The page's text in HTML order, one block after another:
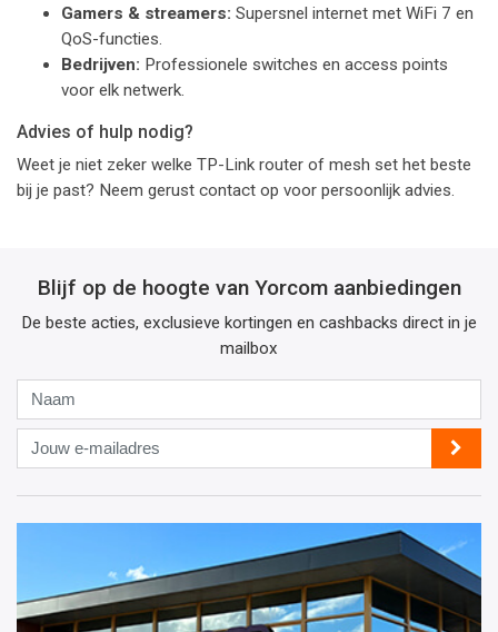
Gamers & streamers: Supersnel internet met WiFi 7 en
QoS-functies.
Bedrijven: Professionele switches en access points
voor elk netwerk.
Advies of hulp nodig?
Weet je niet zeker welke TP-Link router of mesh set het beste
bij je past? Neem gerust contact op voor persoonlijk advies.
Blijf op de hoogte van Yorcom aanbiedingen
De beste acties, exclusieve kortingen en cashbacks direct in je
mailbox
Jouw
e-
mailadres